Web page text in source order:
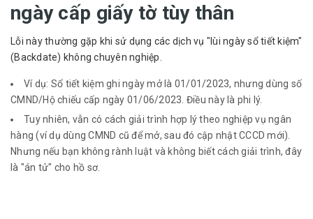
ngày cấp giấy tờ tùy thân
Lỗi này thường gặp khi sử dụng các dịch vụ "lùi ngày sổ tiết kiệm"
(Backdate) không chuyên nghiệp.
Ví dụ: Sổ tiết kiệm ghi ngày mở là 01/01/2023, nhưng dùng số
CMND/Hộ chiếu cấp ngày 01/06/2023. Điều này là phi lý.
Tuy nhiên, vẫn có cách giải trình hợp lý theo nghiệp vụ ngân
hàng (ví dụ dùng CMND cũ để mở, sau đó cập nhật CCCD mới).
Nhưng nếu bạn không rành luật và không biết cách giải trình, đây
là "án tử" cho hồ sơ.